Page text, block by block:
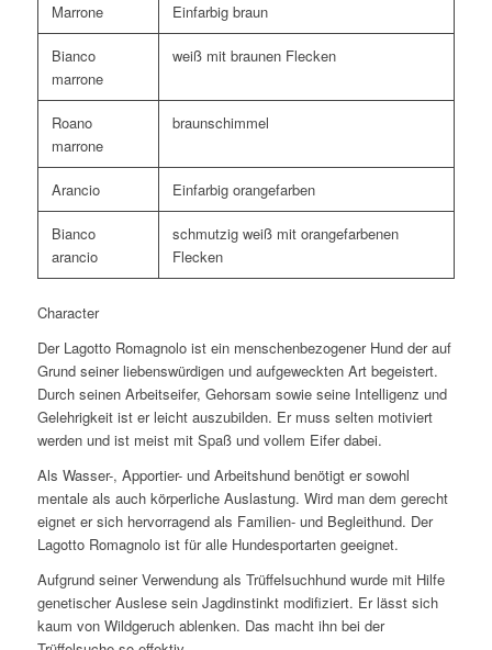
Marrone Einfarbig braun
Bianco
marrone
weiß mit braunen Flecken
Roano
marrone
braunschimmel
Arancio Einfarbig orangefarben
Bianco
arancio
schmutzig weiß mit orangefarbenen
Flecken
Character
Der Lagotto Romagnolo ist ein menschenbezogener Hund der auf
Grund seiner liebenswürdigen und aufgeweckten Art begeistert.
Durch seinen Arbeitseifer, Gehorsam sowie seine Intelligenz und
Gelehrigkeit ist er leicht auszubilden. Er muss selten motiviert
werden und ist meist mit Spaß und vollem Eifer dabei.
Als Wasser-, Apportier- und Arbeitshund benötigt er sowohl
mentale als auch körperliche Auslastung. Wird man dem gerecht
eignet er sich hervorragend als Familien- und Begleithund. Der
Lagotto Romagnolo ist für alle Hundesportarten geeignet.
Aufgrund seiner Verwendung als Trüffelsuchhund wurde mit Hilfe
genetischer Auslese sein Jagdinstinkt modifiziert. Er lässt sich
kaum von Wildgeruch ablenken. Das macht ihn bei der